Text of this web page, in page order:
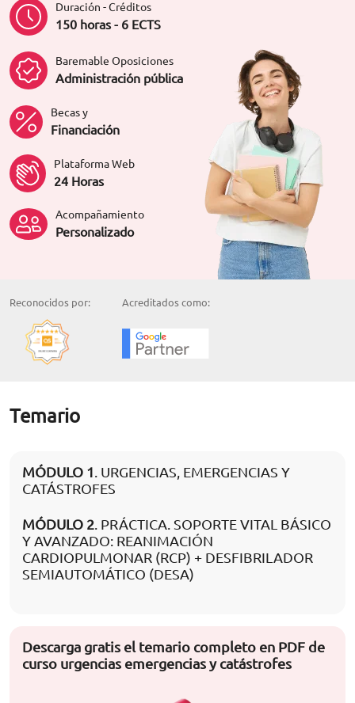
Duración - Créditos
150 horas - 6 ECTS
Baremable Oposiciones
Administración pública
Becas y
Financiación
Plataforma Web
24 Horas
Acompañamiento
Personalizado
Reconocidos por: Acreditados como:
Temario
MÓDULO 1 . URGENCIAS, EMERGENCIAS Y
CATÁSTROFES
MÓDULO 2 . PRÁCTICA. SOPORTE VITAL BÁSICO
Y AVANZADO: REANIMACIÓN
CARDIOPULMONAR (RCP) + DESFIBRILADOR
SEMIAUTOMÁTICO (DESA)
Descarga gratis el temario completo en PDF de
curso urgencias emergencias y catástrofes